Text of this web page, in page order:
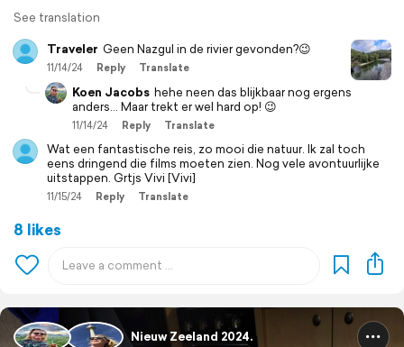
See translation
Traveler Geen Nazgul in de rivier gevonden?😉
11/14/24 Reply Translate
Koen Jacobs hehe neen das blijkbaar nog ergens
anders... Maar trekt er wel hard op! 😉
11/14/24 Reply Translate
Wat een fantastische reis, zo mooi die natuur. Ik zal toch
eens dringend die films moeten zien. Nog vele avontuurlijke
uitstappen. Grtjs Vivi [Vivi]
11/15/24 Reply Translate
8 likes
Nieuw Zeeland 2024.